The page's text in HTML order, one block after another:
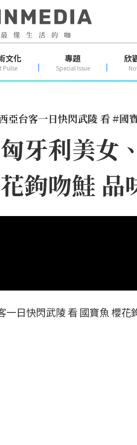
文化
Pulse
專題
Special Issue
欣
亞台客一日快閃武陵 看 #國
牙利美女
鉤吻鮭 品
日快閃武陵 看 國寶魚 櫻花